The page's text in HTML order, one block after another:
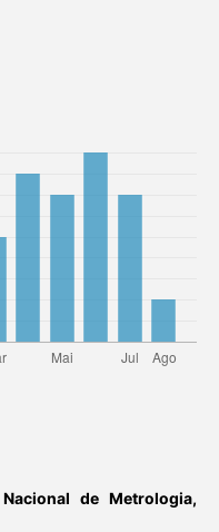
de Metrologia,